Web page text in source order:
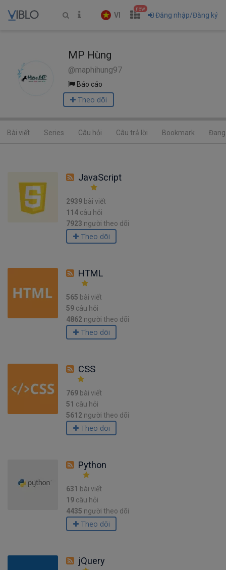
VI
new
Đăng nhập/Đăng ký
MP Hùng
@maphihung97
Báo cáo
Theo dõi
Bài viết Series Câu hỏi Câu trả lời Bookmark
JavaScript
2939 bài viết
114 câu hỏi
7923 người theo dõi
Theo dõi
HTML
565 bài viết
59 câu hỏi
4862 người theo dõi
Theo dõi
CSS
769 bài viết
51 câu hỏi
5612 người theo dõi
Theo dõi
Python
631 bài viết
19 câu hỏi
4435 người theo dõi
Theo dõi
jQuery